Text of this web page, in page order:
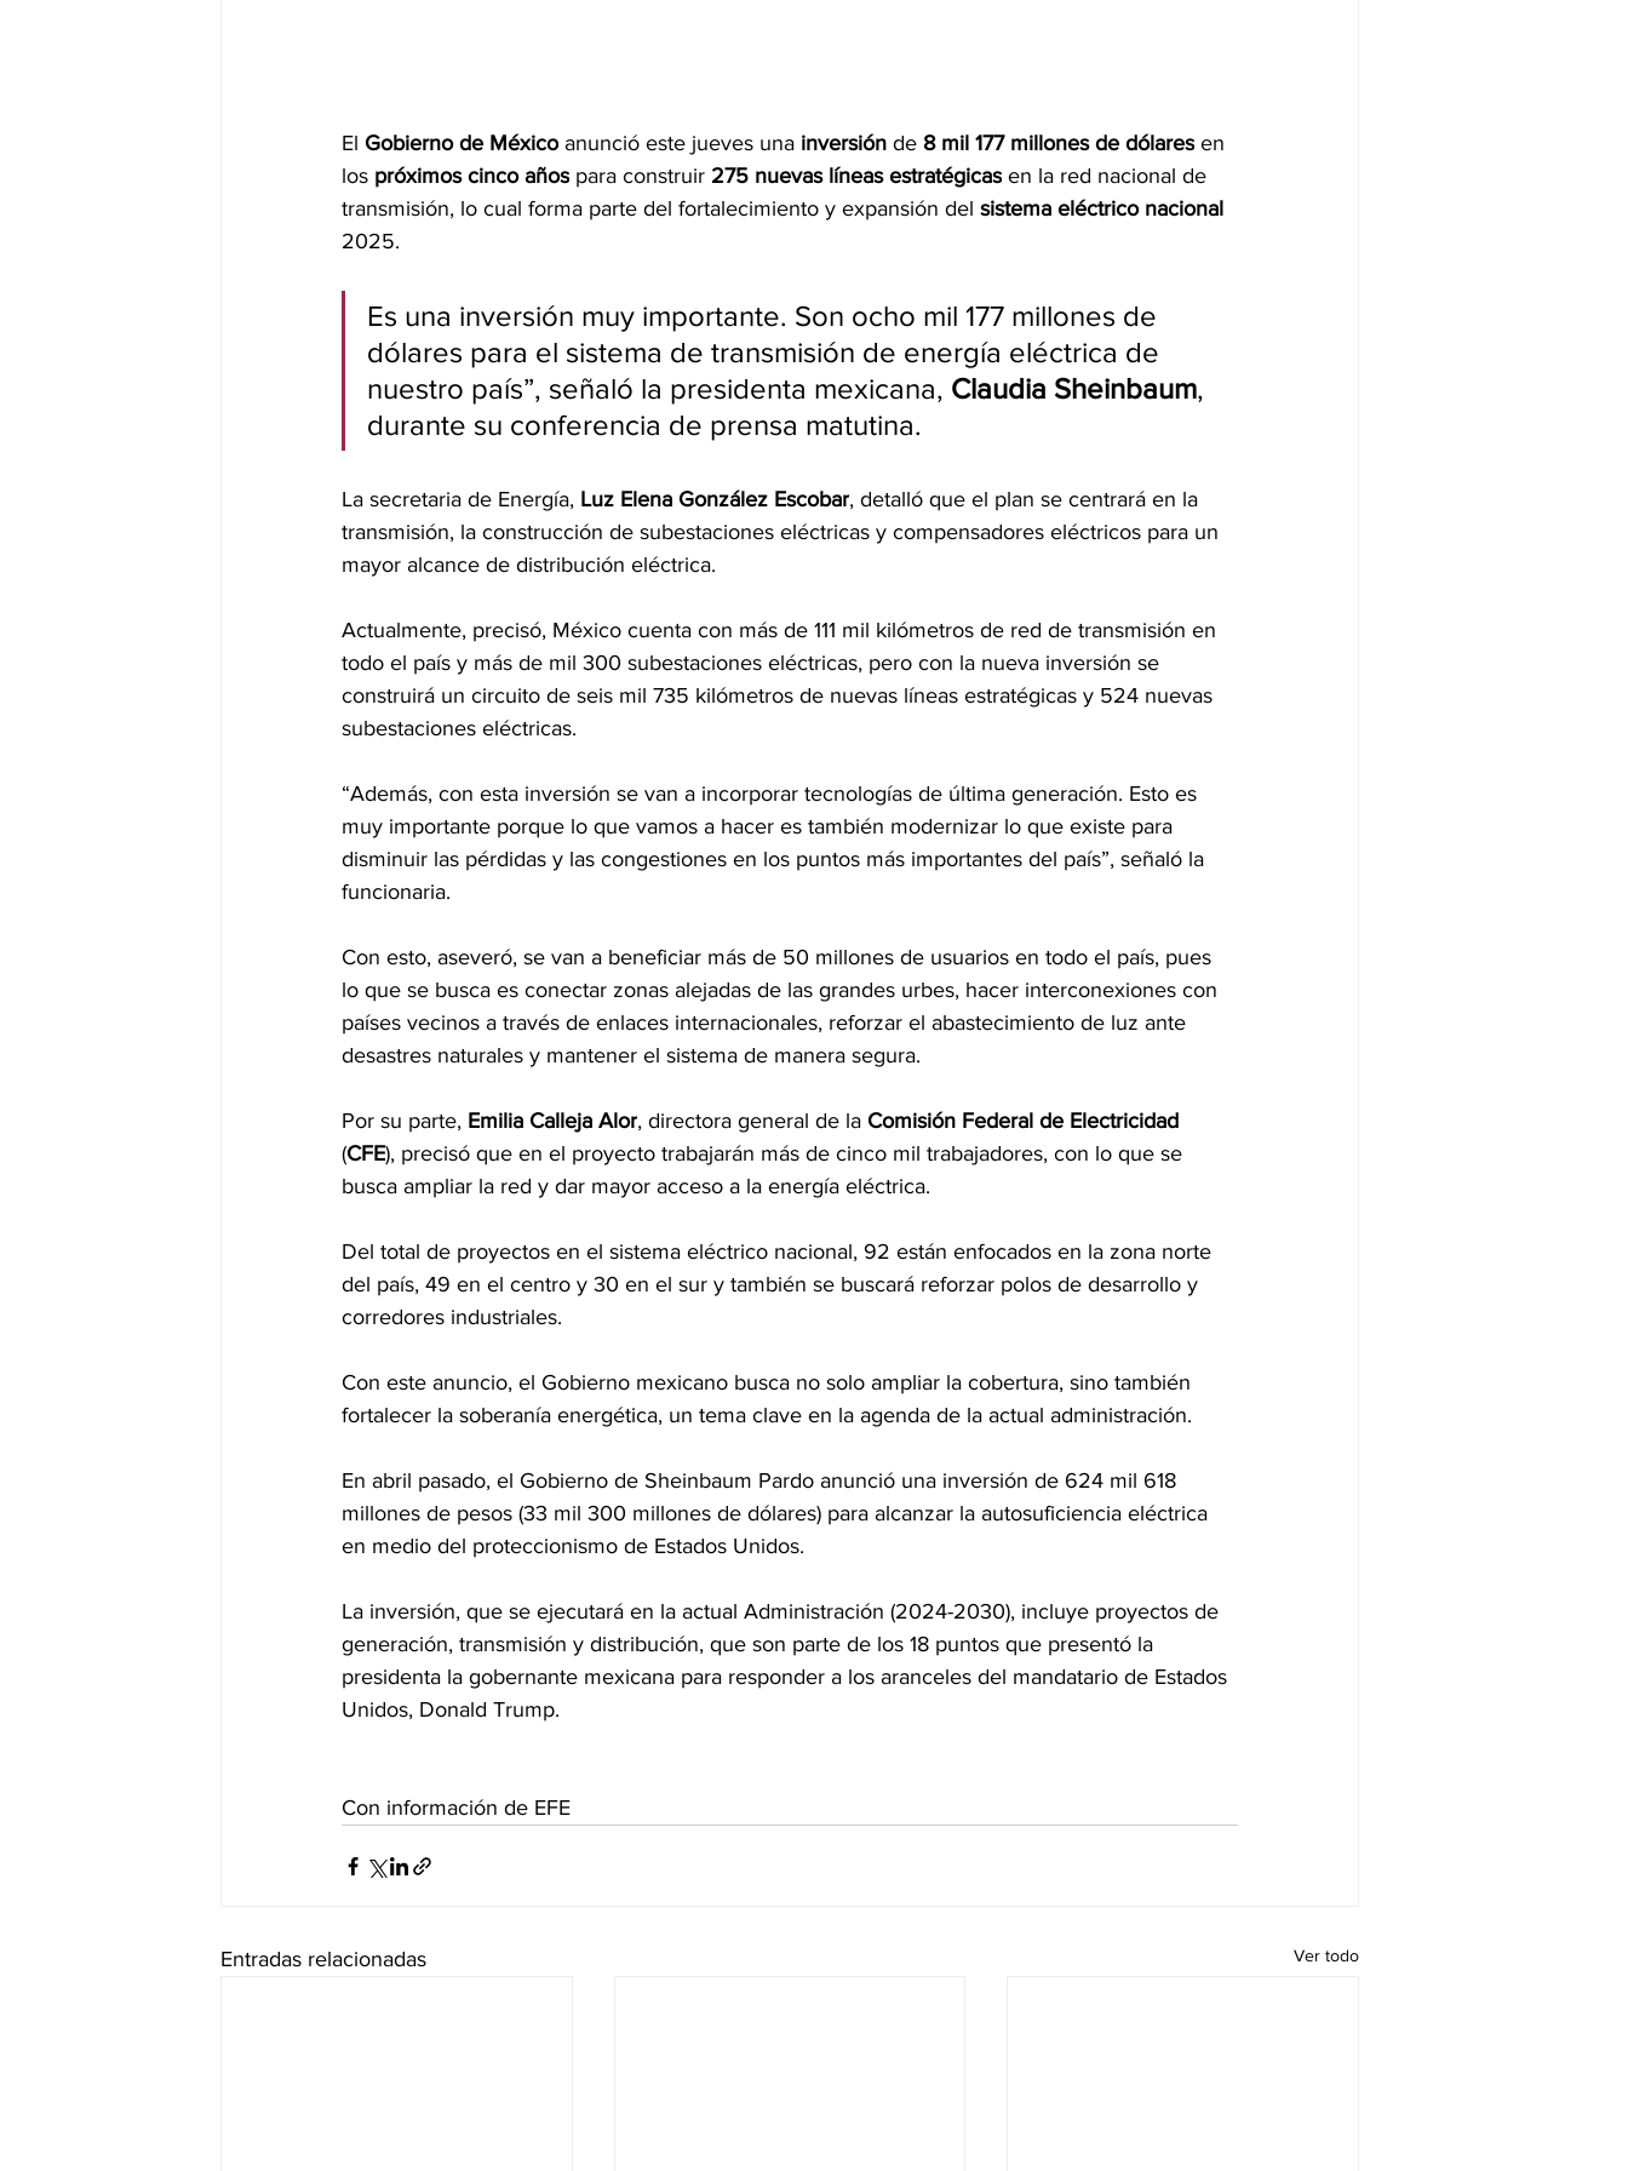
El Gobierno de México anunció este jueves una inversión de 8 mil 177 millones de dólares en
los próximos cinco años para construir 275 nuevas líneas estratégicas en la red nacional de
transmisión, lo cual forma parte del fortalecimiento y expansión del sistema eléctrico nacional
2025.
Es una inversión muy importante. Son ocho mil 177 millones de
dólares para el sistema de transmisión de energía eléctrica de
nuestro país”, señaló la presidenta mexicana, Claudia Sheinbaum,
durante su conferencia de prensa matutina.
La secretaria de Energía, Luz Elena González Escobar, detalló que el plan se centrará en la
transmisión, la construcción de subestaciones eléctricas y compensadores eléctricos para un
mayor alcance de distribución eléctrica.
Actualmente, precisó, México cuenta con más de 111 mil kilómetros de red de transmisión en
todo el país y más de mil 300 subestaciones eléctricas, pero con la nueva inversión se
construirá un circuito de seis mil 735 kilómetros de nuevas líneas estratégicas y 524 nuevas
subestaciones eléctricas.
“Además, con esta inversión se van a incorporar tecnologías de última generación. Esto es
muy importante porque lo que vamos a hacer es también modernizar lo que existe para
disminuir las pérdidas y las congestiones en los puntos más importantes del país”, señaló la
funcionaria.
Con esto, aseveró, se van a beneficiar más de 50 millones de usuarios en todo el país, pues
lo que se busca es conectar zonas alejadas de las grandes urbes, hacer interconexiones con
países vecinos a través de enlaces internacionales, reforzar el abastecimiento de luz ante
desastres naturales y mantener el sistema de manera segura.
Por su parte, Emilia Calleja Alor, directora general de la Comisión Federal de Electricidad
(CFE), precisó que en el proyecto trabajarán más de cinco mil trabajadores, con lo que se
busca ampliar la red y dar mayor acceso a la energía eléctrica.
Del total de proyectos en el sistema eléctrico nacional, 92 están enfocados en la zona norte
del país, 49 en el centro y 30 en el sur y también se buscará reforzar polos de desarrollo y
corredores industriales.
Con este anuncio, el Gobierno mexicano busca no solo ampliar la cobertura, sino también
fortalecer la soberanía energética, un tema clave en la agenda de la actual administración.
En abril pasado, el Gobierno de Sheinbaum Pardo anunció una inversión de 624 mil 618
millones de pesos (33 mil 300 millones de dólares) para alcanzar la autosuficiencia eléctrica
en medio del proteccionismo de Estados Unidos.
La inversión, que se ejecutará en la actual Administración (2024-2030), incluye proyectos de
generación, transmisión y distribución, que son parte de los 18 puntos que presentó la
presidenta la gobernante mexicana para responder a los aranceles del mandatario de Estados
Unidos, Donald Trump.
Con información de EFE
Entradas relacionadas Ver todo